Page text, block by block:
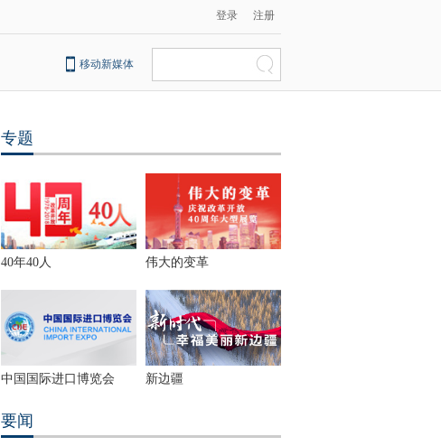
登录 注册
移动新媒体
专题
40年40人 伟大的变革
中国国际进口博览会 新边疆
要闻